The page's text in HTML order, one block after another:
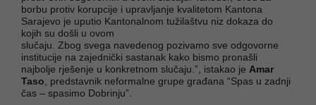
borbu protiv korupcije i upravljanje kvalitetom Kantona
Sarajevo je uputio Kantonalnom tužilaštvu niz dokaza do
kojih su došli u ovom
slučaju. Zbog svega navedenog pozivamo sve odgovorne
institucije na zajednički sastanak kako bismo pronašli
najbolje rješenje u konkretnom slučaju.”, istakao je Amar
Taso , predstavnik neformalne grupe građana “Spas u zadnji
čas – spasimo Dobrinju”.